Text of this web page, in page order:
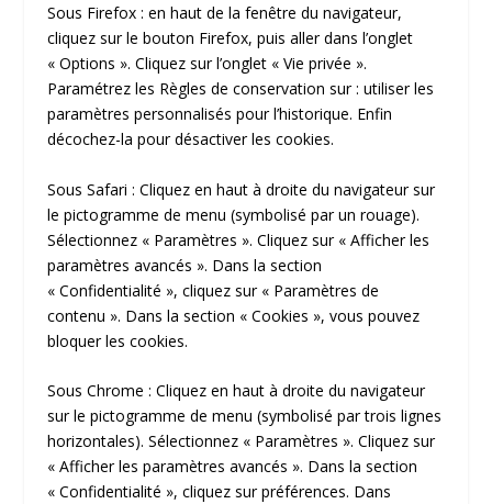
Sous Firefox : en haut de la fenêtre du navigateur,
cliquez sur le bouton Firefox, puis aller dans l’onglet
« Options ». Cliquez sur l’onglet « Vie privée ».
Paramétrez les Règles de conservation sur : utiliser les
paramètres personnalisés pour l’historique. Enfin
décochez-la pour désactiver les cookies.
Sous Safari : Cliquez en haut à droite du navigateur sur
le pictogramme de menu (symbolisé par un rouage).
Sélectionnez « Paramètres ». Cliquez sur « Afficher les
paramètres avancés ». Dans la section
« Confidentialité », cliquez sur « Paramètres de
contenu ». Dans la section « Cookies », vous pouvez
bloquer les cookies.
Sous Chrome : Cliquez en haut à droite du navigateur
sur le pictogramme de menu (symbolisé par trois lignes
horizontales). Sélectionnez « Paramètres ». Cliquez sur
« Afficher les paramètres avancés ». Dans la section
« Confidentialité », cliquez sur préférences. Dans